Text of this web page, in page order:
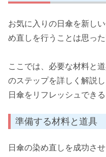
お気に入りの日傘を新し
め直しを行うことは思った
ここでは、必要な材料と
のステップを詳しく解説
日傘をリフレッシュでき
準備する材料と道具
日傘の染め直しを成功さ